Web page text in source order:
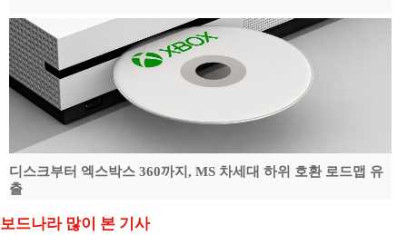
디스크부터 엑스박스 360까지, MS 차세대 하위 호환 로드맵 유
출
보드나라 많이 본 기사